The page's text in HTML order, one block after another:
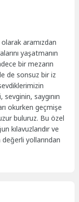
aramızdan
yaşatmanın
bir mezarın
de sonsuz bir iz
sevginin, saygının
okurken geçmişe
buluruz. Bu özel
kılavuzlarıdır ve
değerli yollarından